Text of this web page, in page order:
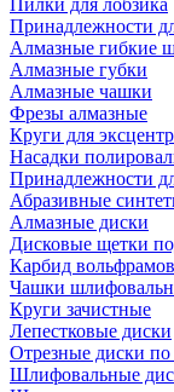
Пилки для лобзика
Принадлежности
Алмазные гибкие
Алмазные губки
Алмазные чашки
Фрезы алмазные
Круги для
Насадки
Принадлежности
Абразивные
Алмазные диски
Дисковые щетки
Карбид
Чашки
Круги зачистные
Лепестковые диски
Отрезные диски по
Шлифовальные